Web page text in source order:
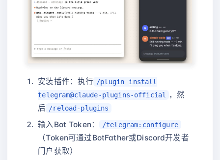
安装插件：执行 /plugin install
telegram@claude-plugins-official
，然
后 /reload-plugins
输入Bot Token： /telegram:configure
（Token可通过BotFather或Discord开发者
门户获取）